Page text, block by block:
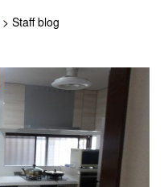
> Staff blog